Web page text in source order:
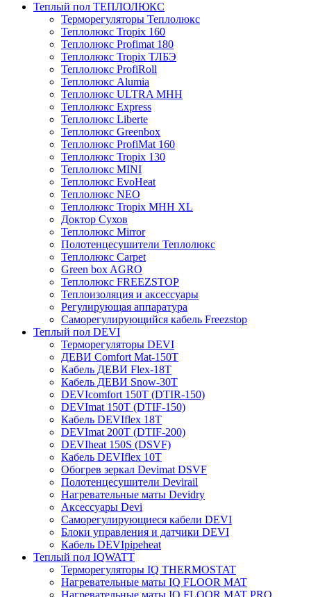
Теплый пол ТЕПЛОЛЮКС
Терморегуляторы Теплолюкс
Теплолюкс Tropix 160
Теплолюкс Profimat 180
Теплолюкс Tropix ТЛБЭ
Теплолюкс ProfiRoll
Теплолюкс Alumia
Теплолюкс ULTRA МНН
Теплолюкс Express
Теплолюкс Liberte
Теплолюкс Greenbox
Теплолюкс ProfiMat 160
Теплолюкс Tropix 130
Теплолюкс MINI
Теплолюкс EvoHeat
Теплолюкс NEO
Теплолюкс Tropix МНН XL
Доктор Сухов
Теплолюкс Mirror
Полотенцесушители Теплолюкс
Теплолюкс Carpet
Green box AGRO
Теплолюкс FREEZSTOP
Теплоизоляция и аксессуары
Регулирующая аппаратура
Cаморегулирующийся кабель Freezstop
Теплый пол DEVI
Терморегуляторы DEVI
ДЕВИ Comfort Mat-150T
Кабель ДЕВИ Flex-18T
Кабель ДЕВИ Snow-30T
DEVIcomfort 150T (DTIR-150)
DEVImat 150T (DTIF-150)
Кабель DEVIflex 18T
DEVImat 200T (DTIF-200)
DEVIheat 150S (DSVF)
Кабель DEVIflex 10T
Обогрев зеркал Devimat DSVF
Полотенцесушители Devirail
Нагревательные маты Devidry
Аксессуары Devi
Саморегулирующиеся кабели DEVI
Блоки управления и датчики DEVI
Кабель DEVIpipeheat
Теплый пол IQWATT
Терморегуляторы IQ THERMOSTAT
Нагревательные маты IQ FLOOR MAT
Нагревательные маты IQ FLOOR MAT PRO